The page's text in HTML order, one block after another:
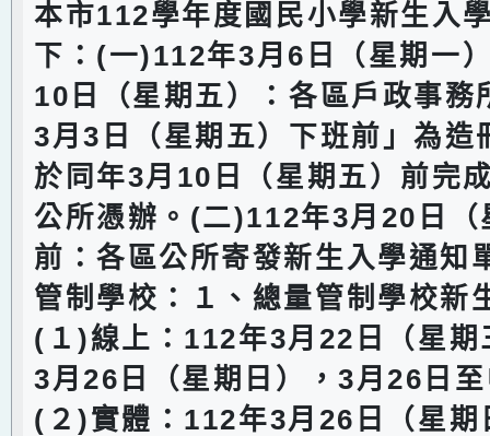
本市112學年度國民小學新生入
下：(一)112年3月6日（星期一
10日（星期五）：各區戶政事務
3月3日（星期五）下班前」為造
於同年3月10日（星期五）前完
公所憑辦。(二)112年3月20日（
前：各區公所寄發新生入學通知
管制學校：１、總量管制學校新
(１)線上：112年3月22日（星期
3月26日（星期日），3月26日
(２)實體：112年3月26日（星期